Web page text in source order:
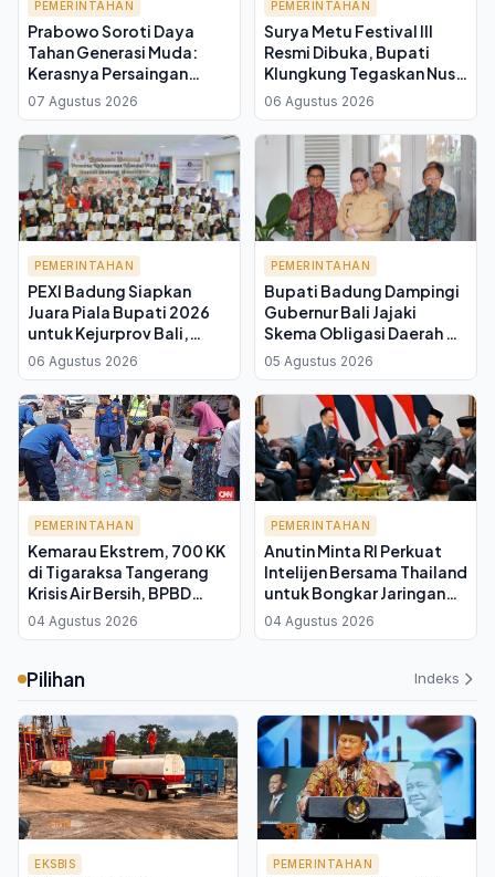
PEMERINTAHAN
Prabowo Soroti Daya
Tahan Generasi Muda:
Kerasnya Persaingan
Bangsa Butuh Pemimpin
yang Teruji
07 Agustus 2026
PEMERINTAHAN
Surya Metu Festival III
Resmi Dibuka, Bupati
Klungkung Tegaskan Nusa
Penida Menuju Green
Island
06 Agustus 2026
PEMERINTAHAN
PEXI Badung Siapkan
Juara Piala Bupati 2026
untuk Kejurprov Bali,
Targetkan Porprov
Buleleng
06 Agustus 2026
PEMERINTAHAN
Bupati Badung Dampingi
Gubernur Bali Jajaki
Skema Obligasi Daerah di
DKI Jakarta, Koster Sebut
Tindak Lanjut Arahan
Mendagri
05 Agustus 2026
PEMERINTAHAN
Kemarau Ekstrem, 700 KK
di Tigaraksa Tangerang
Krisis Air Bersih, BPBD
Salurkan Bantuan
04 Agustus 2026
PEMERINTAHAN
Anutin Minta RI Perkuat
Intelijen Bersama Thailand
untuk Bongkar Jaringan
Online Scam Lintas
Negara
04 Agustus 2026
Pilihan Indeks
EKSBIS PEMERINTAHAN